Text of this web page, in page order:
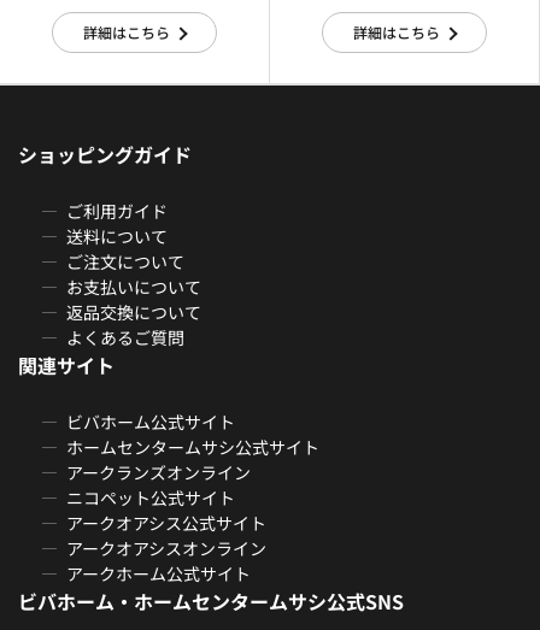
詳細はこちら 詳細はこちら
ショッピングガイド
ご利用ガイド
送料について
ご注文について
お支払いについて
返品交換について
よくあるご質問
関連サイト
ビバホーム公式サイト
ホームセンタームサシ公式サイト
アークランズオンライン
ニコペット公式サイト
アークオアシス公式サイト
アークオアシスオンライン
アークホーム公式サイト
ビバホーム・ホームセンタームサシ公式SNS